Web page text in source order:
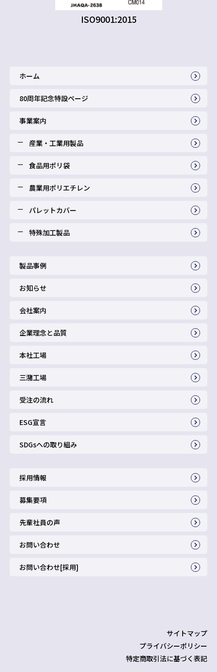
ISO9001:2015
ホーム
80周年記念特設ページ
事業案内
産業・工業用製品
食品用ポリ袋
農業用ポリエチレン
パレットカバー
特殊加工製品
製品事例
お知らせ
会社案内
企業理念と品質
本社工場
三潴工場
受注の流れ
ESG宣言
SDGsへの取り組み
採用情報
募集要項
先輩社員の声
お問い合わせ
お問い合わせ[採用]
サイトマップ
プライバシーポリシー
特定商取引法に基づく表記